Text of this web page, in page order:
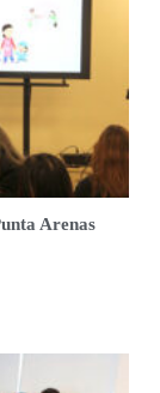
Arenas